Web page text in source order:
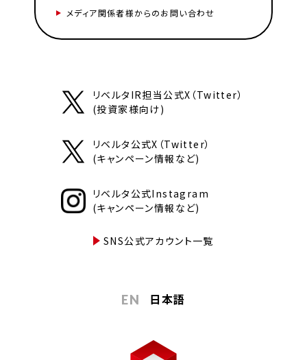
メディア関係者様からのお問い合わせ
リベルタIR担当公式X（Twitter）
(投資家様向け)
リベルタ公式X（Twitter）
(キャンペーン情報など)
リベルタ公式Instagram
(キャンペーン情報など)
SNS公式アカウント一覧
EN 日本語